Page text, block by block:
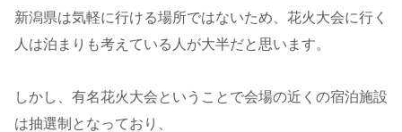
新潟県は気軽に行ける場所ではないため、花火大会に行く
人は泊まりも考えている人が大半だと思います。
しかし、有名花火大会ということで会場の近くの宿泊施設
は抽選制となっており、